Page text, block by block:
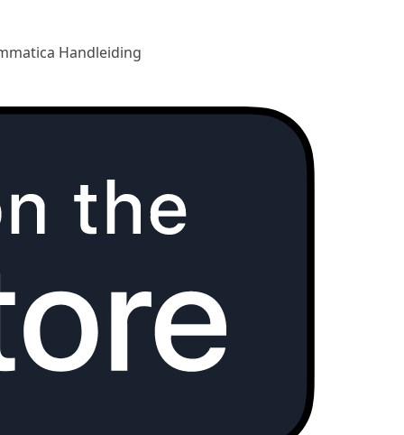
Handleiding